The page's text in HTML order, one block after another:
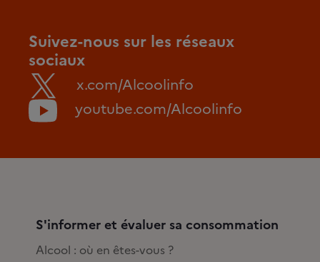
Suivez-nous sur les réseaux
sociaux
x.com/Alcoolinfo
youtube.com/Alcoolinfo
S'informer et évaluer sa consommation
Alcool : où en êtes-vous ?